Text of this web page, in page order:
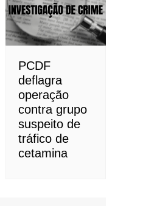
PCDF
deflagra
operação
contra grupo
suspeito de
tráfico de
cetamina